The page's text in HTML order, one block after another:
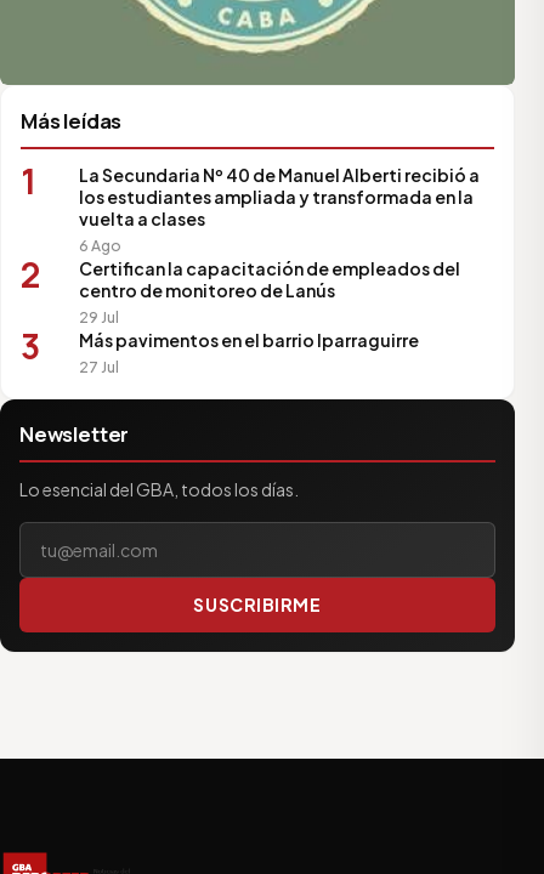
Más leídas
1
La Secundaria Nº 40 de Manuel Alberti recibió a
los estudiantes ampliada y transformada en la
vuelta a clases
6 Ago
2
Certifican la capacitación de empleados del
centro de monitoreo de Lanús
29 Jul
3 Más pavimentos en el barrio Iparraguirre
27 Jul
Newsletter
Lo esencial del GBA, todos los días.
SUSCRIBIRME